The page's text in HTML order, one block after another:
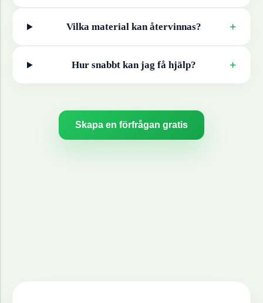
Vilka material kan återvinnas? +
Hur snabbt kan jag få hjälp? +
Skapa en förfrågan gratis